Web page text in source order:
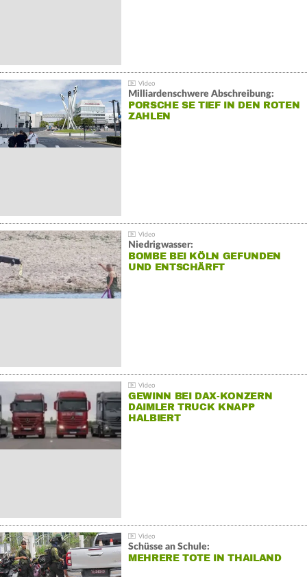
Milliardenschwere Abschreibung:
PORSCHE SE TIEF IN DEN ROTEN
ZAHLEN
Niedrigwasser:
BOMBE BEI KÖLN GEFUNDEN
UND ENTSCHÄRFT
GEWINN BEI DAX-KONZERN
DAIMLER TRUCK KNAPP
HALBIERT
Schüsse an Schule:
MEHRERE TOTE IN THAILAND